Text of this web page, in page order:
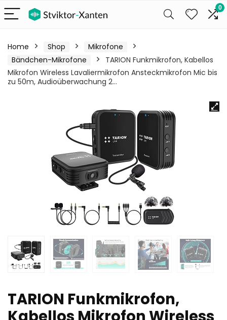
0
Home Shop
Mikrofone
Bändchen-Mikrofone
TARION Funkmikrofon, Kabellos
Mikrofon Wireless Lavaliermikrofon Ansteckmikrofon Mic bis
zu 50m, Audioüberwachung 2…
TARION Funkmikrofon,